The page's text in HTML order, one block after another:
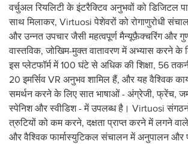
वर्चुअल रियलिटी के इंटरैक्टिव अनुभवों को डिजिटल
साथ मिलाकर, Virtuosi पेशेवरों को रोगाणुरोधी
और उन्नत उपचार जैसी महत्वपूर्ण मैन्यूफ़ैक्चरिंग और
वास्तविक, जोखिम-मुक्त वातावरण में अभ्यास करने के
इस प्लेटफॉर्म में 100 घंटे से अधिक की शिक्षा, 56
20 इमर्सिव VR अनुभव शामिल हैं, और यह वैश्विक
समर्थन करने के लिए सात भाषाओं - अंग्रेजी, फ्रेंच,
स्पेनिश और स्वीडिश - में उपलब्ध है। Virtuosi
त्रुटियों को कम करने, दक्षता प्राप्त करने में लगने
और वैश्विक फार्मास्युटिकल संचालन में अनुपालन और